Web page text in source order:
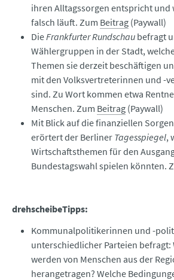
ihren Alltagssorgen entspricht und
falsch läuft. Zum Beitrag (Paywall)
DieFrankfurter Rundschau befragt
Wählergruppen in der Stadt,
Themen sie derzeit beschäftigen
mit den Volksvertreterinnen und -
sind. Zu Wort kommen etwa
Menschen. Zum Beitrag (Paywall)
Mit Blick auf die finanziellen
erörtert der Berliner Tagesspiegel,
Wirtschaftsthemen für den
Bundestagswahl spielen könnten.
drehscheibeTipps:
Kommunalpolitikerinnen und -
unterschiedlicher Parteien befragt:
werden von Menschen aus der
herangetragen? Welche